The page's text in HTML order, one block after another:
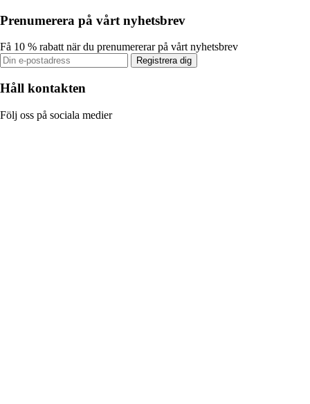
Prenumerera på vårt nyhetsbrev
Få 10 % rabatt när du prenumererar på vårt nyhetsbrev
Registrera dig
Håll kontakten
Följ oss på sociala medier